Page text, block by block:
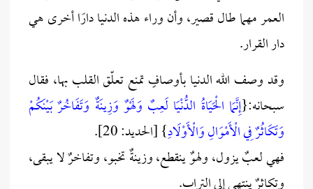
العمر مهما طال قصير، وأن وراء هذه الدنيا دارًا أخرى هي
دار القرار.
وقد وصف الله الدنيا بأوصافٍ تمنع تعلّق القلب بها، فقال
سبحانه:{إِنَّمَا الْحَيَاةُ الدُّنْيَا لَعِبٌ وَلَهْوٌ وَزِينَةٌ وَتَفَاخُرٌ بَيْنَكُمْ
وَتَكَاثُرٌ فِي الْأَمْوَالِ وَالْأَوْلَادِ} [الحديد: 20].
فهي لعبٌ يزول، ولهوٌ ينقطع، وزينةٌ تخبو، وتفاخرٌ لا يبقى،